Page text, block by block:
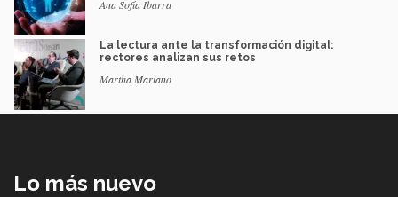
Ana Sofía Ibarra
La lectura ante la transformación digital:
rectores analizan sus retos
Martha Mariano
Lo más nuevo